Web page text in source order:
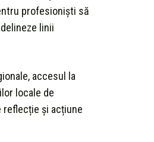
profesioniști să
linii
accesul la
locale de
reflecție și acțiune